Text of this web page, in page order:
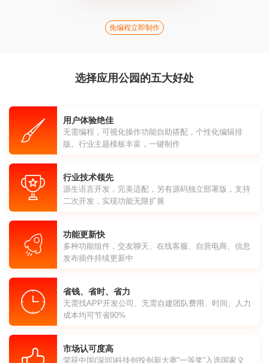
免编程立即制作
选择应用公园的五大好处
用户体验绝佳
无需编程，可视化操作功能自助搭配，个性化编辑排
版。行业主题模板丰富，一键制作
行业技术领先
源生语言开发，完美适配，另有源码独立部署版，支持
二次开发，实现功能无限扩展
功能更新快
多种功能组件，交友聊天、在线客服、自营电商、信息
发布插件持续更新中
省钱、省时、省力
无需找APP开发公司、无需自建团队费用、时间、人力
成本均可节省90%
市场认可度高
荣获中国(深圳)科技创投创新大赛“一等奖”入选国家义